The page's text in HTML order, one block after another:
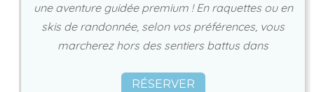
une aventure guidée premium ! En raquettes ou en
skis de randonnée, selon vos préférences, vous
marcherez hors des sentiers battus dans
RÉSERVER